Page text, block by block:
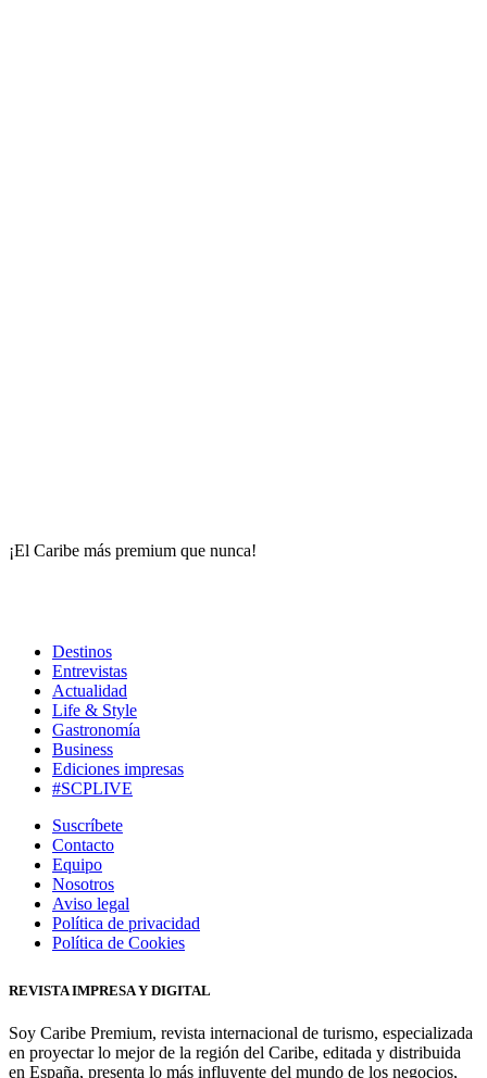
¡El Caribe más premium que nunca!
Destinos
Entrevistas
Actualidad
Life & Style
Gastronomía
Business
Ediciones impresas
#SCPLIVE
Suscríbete
Contacto
Equipo
Nosotros
Aviso legal
Política de privacidad
Política de Cookies
REVISTA IMPRESA Y DIGITAL
Soy Caribe Premium, revista internacional de turismo, especializada
en proyectar lo mejor de la región del Caribe, editada y distribuida
en España, presenta lo más influyente del mundo de los negocios,